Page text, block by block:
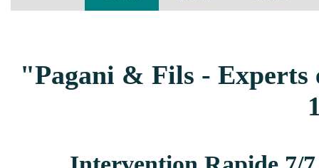
"Pagani & Fils - Experts